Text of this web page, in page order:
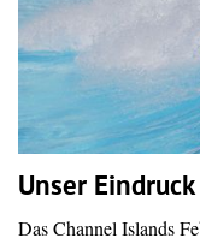
Unser Eindruck
Das Channel Islands